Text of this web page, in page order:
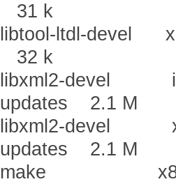
31 k
libtool-ltdl-
32 k
libxml2-devel
updates 2.1 M
libxml2-devel
updates 2.1 M
make